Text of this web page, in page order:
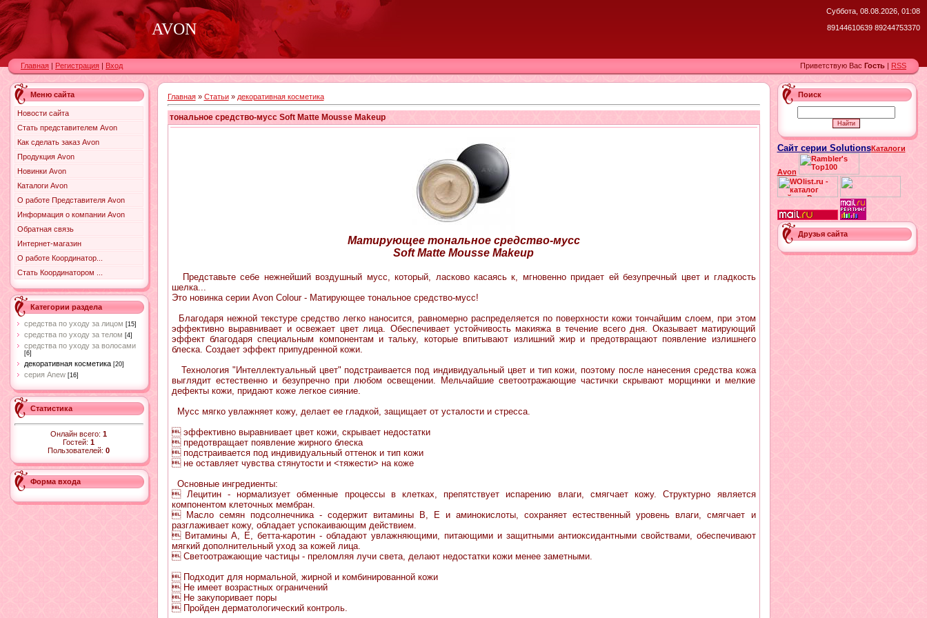
AVON
Суббота, 08.08.2026, 01:08
89144610639 89244753370
Главная | Регистрация | Вход Приветствую Вас Гость | RSS
Меню сайта
Новости сайта
Стать представителем Avon
Как сделать заказ Avon
Продукция Avon
Новинки Avon
Каталоги Avon
О работе Представителя Avon
Информация о компании Avon
Обратная связь
Интернет-магазин
О работе Координатор...
Стать Координатором ...
Категории раздела
средства по уходу за лицом [15]
средства по уходу за телом [4]
средства по уходу за волосами
[6]
декоративная косметика [20]
серия Anew [16]
Статистика
Онлайн всего: 1
Гостей: 1
Пользователей: 0
Форма входа
Главная» Статьи» декоративная косметика
тональное средство-мусс Soft Matte Mousse Makeup
Матирующее тональное средство-мусс
SoftMatte Mousse Makeup
Представьте себе нежнейший воздушный мусс, который, ласково касаясь к, мгновенно придает ей безупречный цвет и гладкость
шелка...
Это новинка серии Avon Colour - Матирующее тональное средство-мусс!
Благодаря нежной текстуре средство легко наносится, равномерно распределяется по поверхности кожи тончайшим слоем, при этом
эффективно выравнивает и освежает цвет лица. Обеспечивает устойчивость макияжа в течение всего дня. Оказывает матирующий
эффект благодаря специальным компонентам и тальку, которые впитывают излишний жир и предотвращают появление излишнего
блеска. Создает эффект припудренной кожи.
Технология "Интеллектуальный цвет" подстраивается под индивидуальный цвет и тип кожи, поэтому после нанесения средства кожа
выглядит естественно и безупречно при любом освещении. Мельчайшие светоотражающие частички скрывают морщинки и мелкие
дефекты кожи, придают коже легкое сияние.
Мусс мягко увлажняет кожу, делает ее гладкой, защищает от усталости и стресса.
 эффективно выравнивает цвет кожи, скрывает недостатки
 предотвращает появление жирного блеска
 подстраивается под индивидуальный оттенок и тип кожи
 не оставляет чувства стянутости и <тяжести> на коже
Основные ингредиенты:
 Лецитин - нормализует обменные процессы в клетках, препятствует испарению влаги, смягчает кожу. Структурно является
компонентом клеточных мембран.
 Масло семян подсолнечника - содержит витамины В, Е и аминокислоты, сохраняет естественный уровень влаги, смягчает и
разглаживает кожу, обладает успокаивающим действием.
 Витамины А, Е, бетта-каротин - обладают увлажняющими, питающими и защитными антиоксидантными свойствами, обеспечивают
мягкий дополнительный уход за кожей лица.
 Светоотражающие частицы - преломляя лучи света, делают недостатки кожи менее заметными.
 Подходит для нормальной, жирной и комбинированной кожи
 Не имеет возрастных ограничений
 Не закупоривает поры
 Пройден дерматологический контроль.
Поиск
Сайт серии SolutionsКаталоги
Avon
Друзья сайта